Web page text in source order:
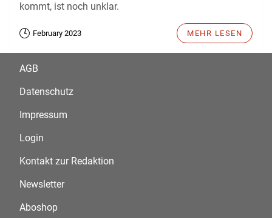
kommt, ist noch unklar.
February 2023 MEHR LESEN
AGB
Datenschutz
Impressum
Login
Kontakt zur Redaktion
Newsletter
Aboshop